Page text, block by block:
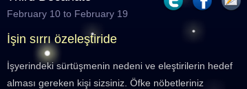
February 10 to February 19
İşin sırrı özeleştiride
İşyerindeki sürtüşmenin nedeni ve eleştirilerin hedef
alması gereken kişi sizsiniz. Öfke nöbetleriniz